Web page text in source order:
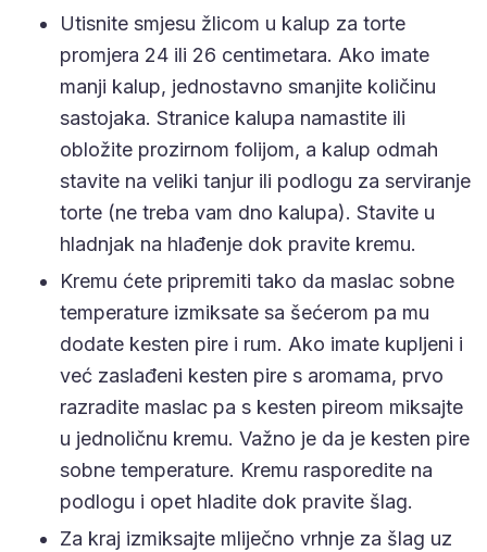
Utisnite smjesu žlicom u kalup za torte
promjera 24 ili 26 centimetara. Ako imate
manji kalup, jednostavno smanjite količinu
sastojaka. Stranice kalupa namastite ili
obložite prozirnom folijom, a kalup odmah
stavite na veliki tanjur ili podlogu za serviranje
torte (ne treba vam dno kalupa). Stavite u
hladnjak na hlađenje dok pravite kremu.
Kremu ćete pripremiti tako da maslac sobne
temperature izmiksate sa šećerom pa mu
dodate kesten pire i rum. Ako imate kupljeni i
već zaslađeni kesten pire s aromama, prvo
razradite maslac pa s kesten pireom miksajte
u jednoličnu kremu. Važno je da je kesten pire
sobne temperature. Kremu rasporedite na
podlogu i opet hladite dok pravite šlag.
Za kraj izmiksajte mliječno vrhnje za šlag uz